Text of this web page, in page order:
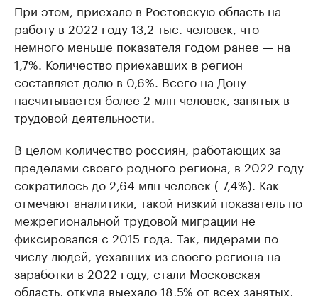
При этом, приехало в Ростовскую область на
работу в 2022 году 13,2 тыс. человек, что
немного меньше показателя годом ранее — на
1,7%. Количество приехавших в регион
составляет долю в 0,6%. Всего на Дону
насчитывается более 2 млн человек, занятых в
трудовой деятельности.
В целом количество россиян, работающих за
пределами своего родного региона, в 2022 году
сократилось до 2,64 млн человек (-7,4%). Как
отмечают аналитики, такой низкий показатель по
межрегиональной трудовой миграции не
фиксировался с 2015 года. Так, лидерами по
числу людей, уехавших из своего региона на
заработки в 2022 году, стали Московская
область, откуда выехало 18,5% от всех занятых,